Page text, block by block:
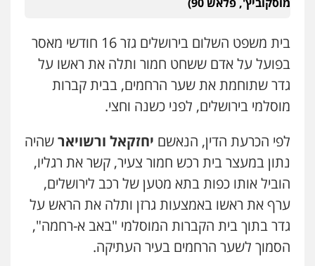
0523379525
עו"ד אליה חן ברק
פלילי פשיעה חמורה ליווי וייצוג בחקירות
ומעצרים אסירים נוער
0525914163
לשעבר סגן מנהל המחלקה הפלילית
בפרקליטות המדינה
0506217994
משרד עורכי דין פארס פלאח
פלילי צבאי צווארון לבן והונאה ביטוח לאומי
0549911449
בית משפט השלום בירושלים גזר 16 חודשי מאסר
בפועל על אדם ששחט חמור ותלה את ראשו על
גדר שתוחמת את שער הרחמים, בבית קברות
מוסלמי בירושלים, לפני כשנה וחצי.
לפי הכרעת הדין, הנאשם יחזקאל ורשויארשהיה
נתון במעצר בית רכש חמור צעיר, קשר את רגליו,
הוביל אותו כפות בתא מטען של רכב לירושלים,
ערף את ראשו באמצעות גרזן ותלה את הראש על
גדר בתוך בית הקברות המוסלמי "באב א-רחמה",
הסמוך לשער הרחמים בעיר העתיקה.